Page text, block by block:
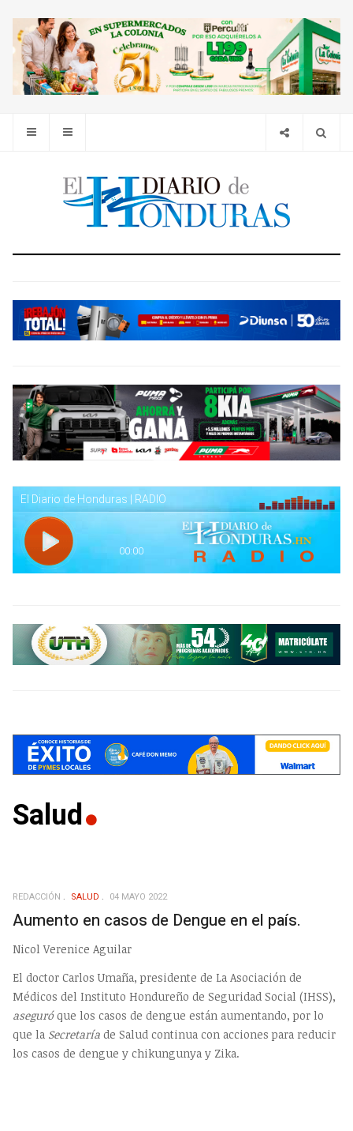
Salud
REDACCIÓN SALUD 04 MAYO 2022
Aumento en casos de Dengue en el país.
Nicol Verenice Aguilar
El doctor Carlos Umaña, presidente de La Asociación de
Médicos del Instituto Hondureño de Seguridad Social (IHSS),
aseguróque los casos de dengue están aumentando, por lo
que la Secretaría de Salud continua con acciones para reducir
los casos de dengue y chikungunya y Zika.